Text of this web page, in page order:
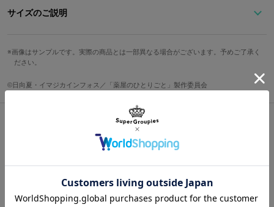
バッグが登場！
毛先の赤と青の髪留めをイメージしたステッチや薬草の型押しをデ
ザイン。
左手の包帯をイメージした装飾、衣装のスリットを表現したサイド
のV字カットなど、こだわりの詰まった逸品！
カイロ用のポケットを付けた猫猫にならい、フラップ下や内装にポ
A4サイズも収納可能。通勤通学でも活躍する優秀なアイテムとなっ
ています。
サイズのご説明
高さ 幅 奥行
長
重さ
約810g
画像はサンプルです。実際の商品とは一部異なる場合がございます。予めご了承く
ださい。
©日向夏・イマジカインフォス／「薬屋のひとりごと」製作委員会
Shopping Guide
送料は全国一律1,000円。表示価格は全て税込みです。